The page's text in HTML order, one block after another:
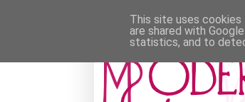
This site uses
are shared with
statistics, and to